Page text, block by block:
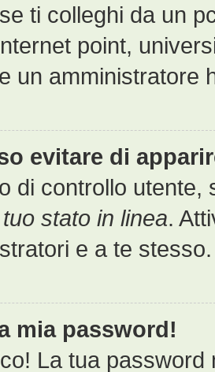
ti colleghi da un
point,
un amministratore
evitare di
di controllo utente,
stato in linea.
e a te
mia password!
La tua